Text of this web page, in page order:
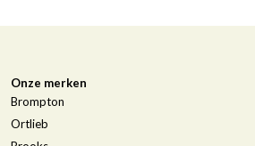
Onze merken
Brompton
Ortlieb